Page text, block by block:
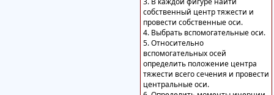
собственный центр тяжести и
провести собственные оси.
4. Выбрать вспомогательные оси.
5. Относительно
вспомогательных осей
определить положение центра
тяжести всего сечения и провести
центральные оси.